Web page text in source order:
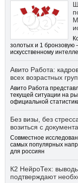
золотых и 1
искусственному
Авито Работа:
всех возрастных
Авито Работа
текущей ситуации на
официальной
Без визы, без
возиться с
Совместное
самых популярных
для россиян
К2 НейроТех:
подтверждают